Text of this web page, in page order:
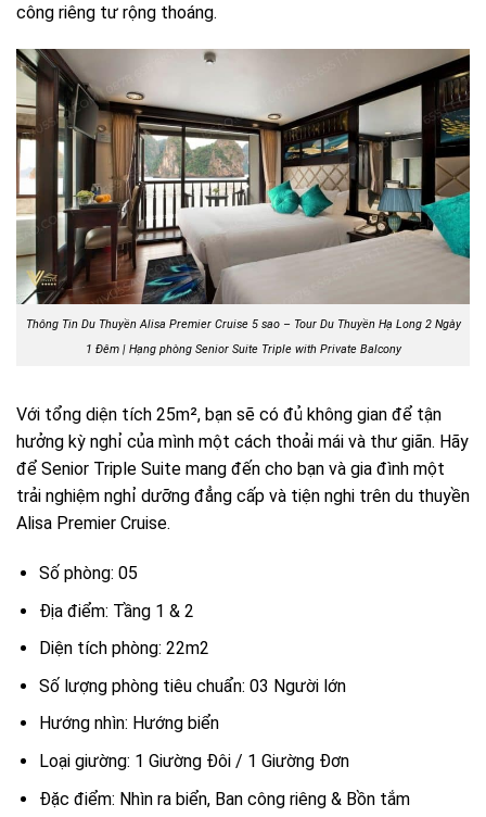
công riêng tư rộng thoáng.
Thông Tin Du Thuyền Alisa Premier Cruise 5 sao – Tour Du Thuyền Hạ Long 2 Ngày
1 Đêm | Hạng phòng Senior Suite Triple with Private Balcony
Với tổng diện tích 25m², bạn sẽ có đủ không gian để tận
hưởng kỳ nghỉ của mình một cách thoải mái và thư giãn. Hãy
để Senior Triple Suite mang đến cho bạn và gia đình một
trải nghiệm nghỉ dưỡng đẳng cấp và tiện nghi trên du thuyền
Alisa Premier Cruise.
Số phòng: 05
Địa điểm: Tầng 1 & 2
Diện tích phòng: 22m2
Số lượng phòng tiêu chuẩn: 03 Người lớn
Hướng nhìn: Hướng biển
Loại giường: 1 Giường Đôi / 1 Giường Đơn
Đặc điểm: Nhìn ra biển, Ban công riêng & Bồn tắm